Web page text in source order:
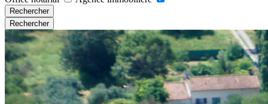
Rechercher
Rechercher